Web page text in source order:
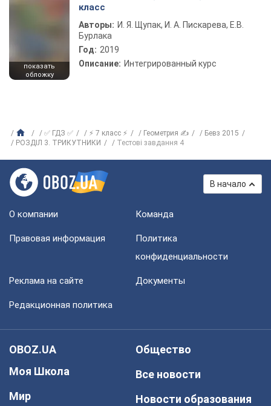
показать
обложку
класс
Авторы: И. Я. Щупак, И. А. Пискарева, Е.В.
Бурлака
Год: 2019
Описание: Интегрированный курс
✅ ГДЗ ✅ ⚡ 7 класс ⚡ Геометрия ✍
Бевз 2015
РОЗДІЛ 3. ТРИКУТНИКИ
Тестові завдання 4
В начало
О компании Команда
Правовая информация
Политика
конфиденциальности
Реклама на сайте Документы
Редакционная политика
OBOZ.UA
Моя Школа
Мир
Общество
Все новости
Новости образования